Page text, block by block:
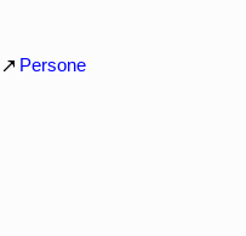
Persone